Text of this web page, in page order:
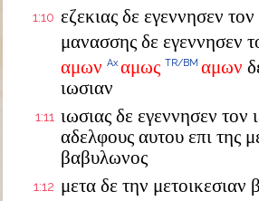
1:10 εζεκιας δε εγεννησεν
μανασσης δε εγεννησεν
αμων Ax αμως TR/BM αμων
ιωσιαν
1:11 ιωσιας δε εγεννησεν τον
αδελφους αυτου επι της
βαβυλωνος
1:12 μετα δε την μετοικεσιαν